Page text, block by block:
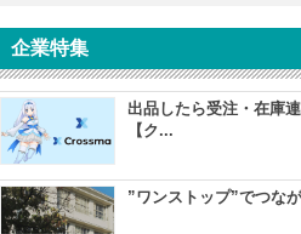
企業特集
出品したら受注・在庫
【ク...
”ワンストップ”でつな